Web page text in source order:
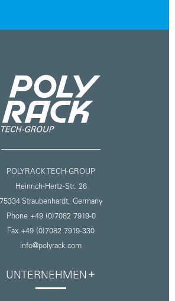
POLYRACK TECH-GROUP
Heinrich-Hertz-Str. 26
75334 Straubenhardt, Germany
Phone +49 (0)7082 7919-0
Fax +49 (0)7082 7919-330
info@polyrack.com
UNTERNEHMEN